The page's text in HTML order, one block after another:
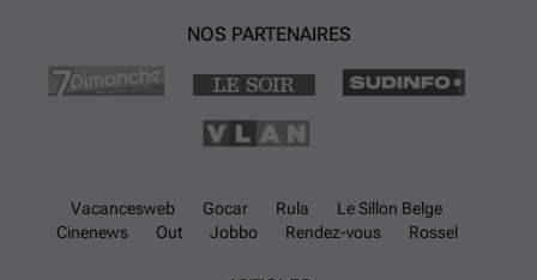
NOS PARTENAIRES
Vacancesweb Gocar Rula
Le Sillon Belge
Cinenews
Out Jobbo Rendez-vous Rossel